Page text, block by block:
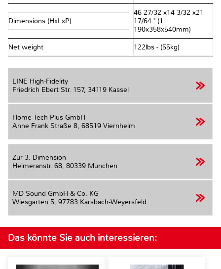
Dimensions (HxLxP)
46 27⁄32 x14 3⁄32 x21
17⁄64 " (1
190x358x540mm)
Net weight 122lbs - (55kg)
LINE High-Fidelity
Friedrich Ebert Str. 157, 34119 Kassel
Home Tech Plus GmbH
Anne Frank Straße 8, 68519 Viernheim
Zur 3. Dimension
Heimeranstr. 68, 80339 München
MD Sound GmbH & Co. KG
Wiesgarten 5, 97783 Karsbach-Weyersfeld
Das könnte Sie auch interessieren: